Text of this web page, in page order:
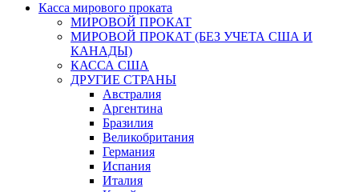
Касса мирового проката
МИРОВОЙ ПРОКАТ
МИРОВОЙ ПРОКАТ (БЕЗ УЧЕТА США И
КАНАДЫ)
КАССА США
ДРУГИЕ СТРАНЫ
Австралия
Аргентина
Бразилия
Великобритания
Германия
Испания
Италия